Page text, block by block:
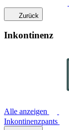
Zurück
Inkontinenz
Alle anzeigen
Inkontinenzpants